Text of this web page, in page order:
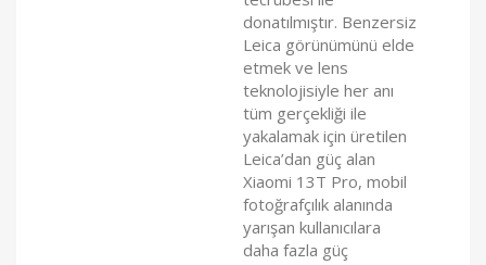
donatılmıştır. Benzersiz
Leica görünümünü elde
etmek ve lens
teknolojisiyle her anı
tüm gerçekliği ile
yakalamak için üretilen
Leica’dan güç alan
Xiaomi 13T Pro, mobil
fotoğrafçılık alanında
yarışan kullanıcılara
daha fazla güç